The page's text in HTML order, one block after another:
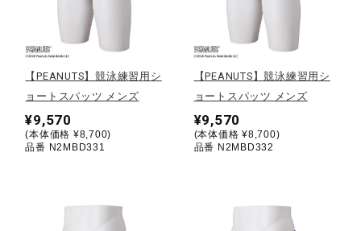
トレーニング
野球
ゴルフ
【PEANUTS】競泳練習用シ
ョートスパッツ メンズ
¥9,570
(本体価格 ¥8,700)
品番 N2MBD331
【PEANUTS】競泳練習用シ
ョートスパッツ メンズ
¥9,570
(本体価格 ¥8,700)
品番 N2MBD332